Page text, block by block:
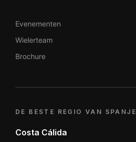
Evenementen
Wielerteam
Brochure
DE BESTE REGIO VAN SPANJE
Costa Cálida